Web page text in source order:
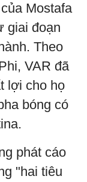
Mostafa
giai đoạn
Theo
VAR đã
lợi cho họ
bóng có
phát cáo
"hai tiêu